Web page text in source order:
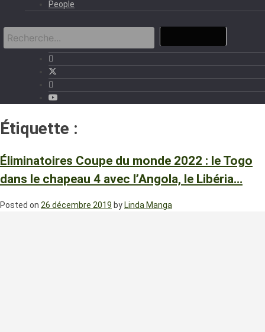
People
Étiquette :
Éliminatoires Coupe du monde 2022 : le Togo
dans le chapeau 4 avec l’Angola, le Libéria…
Posted on 26 décembre 2019 by Linda Manga